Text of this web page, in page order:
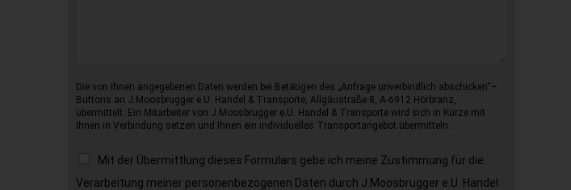
Die von Ihnen angegebenen Daten werden bei Betätigen des „Anfrage unverbindlich abschicken“–
Buttons an J.Moosbrugger e.U. Handel & Transporte, Allgäustraße 8, A-6912 Hörbranz,
übermittelt. Ein Mitarbeiter von J.Moosbrugger e.U. Handel & Transporte wird sich in Kürze mit
Ihnen in Verbindung setzen und Ihnen ein individuelles Transportangebot übermitteln.
Mit der Übermittlung dieses Formulars gebe ich meine Zustimmung für die
Verarbeitung meiner personenbezogenen Daten durch J.Moosbrugger e.U. Handel